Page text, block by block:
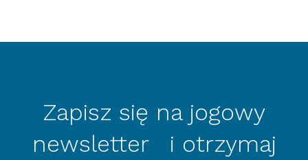
Zapisz się na jogowy
newsletter i otrzymaj